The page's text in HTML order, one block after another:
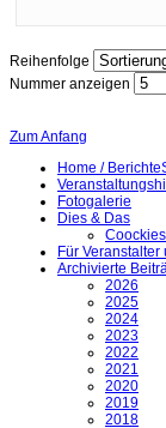
Reihenfolge
Nummer anzeigen
Zum Anfang
Home / Berichte
Fotogalerie
Dies & Das
Coockies
Für
Archivierte
2026
2025
2024
2023
2022
2021
2020
2019
2018